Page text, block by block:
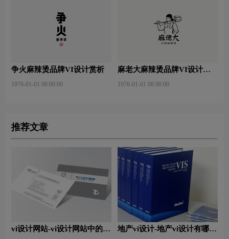
争火麻辣烫品牌VI设计赏析
1970-01-01 08:00:00
麻老大麻辣烫品牌VI设计赏
1970-01-01 08:00:00
推荐文章
vi设计网站-vi设计网站中的完
地产vi设计-地产vi设计有哪些